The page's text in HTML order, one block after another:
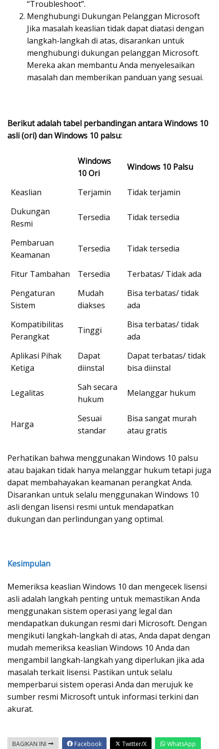
“Troubleshoot”.
Menghubungi Dukungan Pelanggan Microsoft
Jika masalah keaslian tidak dapat diatasi dengan
langkah-langkah di atas, disarankan untuk
menghubungi dukungan pelanggan Microsoft.
Mereka akan membantu Anda menyelesaikan
masalah dan memberikan panduan yang sesuai.
Berikut adalah tabel perbandingan antara Windows 10
asli (ori) dan Windows 10 palsu:
Windows
10 Ori
Windows 10 Palsu
Keaslian Terjamin
Tidak terjamin
Dukungan
Resmi
Tersedia Tidak tersedia
Pembaruan
Keamanan
Tersedia Tidak tersedia
Fitur Tambahan Tersedia
Terbatas/ Tidak ada
Pengaturan
Sistem
Mudah
diakses
Bisa terbatas/ tidak
ada
Kompatibilitas
Perangkat
Tinggi
Bisa terbatas/ tidak
ada
Aplikasi Pihak
Ketiga
Dapat
diinstal
Dapat terbatas/ tidak
bisa diinstal
Legalitas
Sah secara
hukum
Melanggar hukum
Harga
Sesuai
standar
Bisa sangat murah
atau gratis
Perhatikan bahwa menggunakan Windows 10 palsu
atau bajakan tidak hanya melanggar hukum tetapi juga
dapat membahayakan keamanan perangkat Anda.
Disarankan untuk selalu menggunakan Windows 10
asli dengan lisensi resmi untuk mendapatkan
dukungan dan perlindungan yang optimal.
Kesimpulan
Memeriksa keaslian Windows 10 dan mengecek lisensi
asli adalah langkah penting untuk memastikan Anda
menggunakan sistem operasi yang legal dan
mendapatkan dukungan resmi dari Microsoft. Dengan
mengikuti langkah-langkah di atas, Anda dapat dengan
mudah memeriksa keaslian Windows 10 Anda dan
mengambil langkah-langkah yang diperlukan jika ada
masalah terkait lisensi. Pastikan untuk selalu
memperbarui sistem operasi Anda dan merujuk ke
sumber resmi Microsoft untuk informasi terkini dan
akurat.
BAGIKAN INI Facebook Twitter/X WhatsApp